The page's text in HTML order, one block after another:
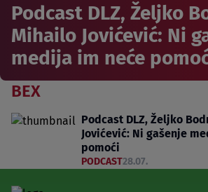
Podcast DLZ, Željko
Mihailo Jovićević: Ni
medija im neće
BEX
Podcast DLZ, Željko
Jovićević: Ni gašenje
pomoći
PODCAST28.07.